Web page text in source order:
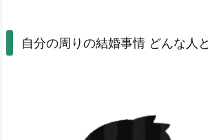
自分の周りの結婚事情 どんな人